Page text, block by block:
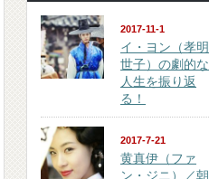
2017-11-1
イ・ヨン（孝明
世子）の劇的な
人生を振り返
る！
2017-7-21
黄真伊（ファ
ン・ジニ）／朝